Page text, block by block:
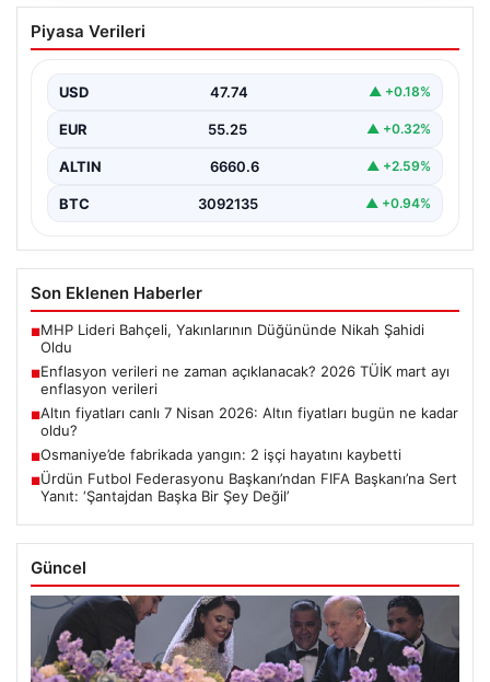
Enflasyon verileri ne zaman
açıklanacak? 2026 TÜİK mart ayı
Piyasa Verileri
USD 47.74 ▲ +0.18%
EUR 55.25 ▲ +0.32%
ALTIN 6660.6 ▲ +2.59%
BTC 3092135 ▲ +0.94%
Son Eklenen Haberler
■MHP Lideri Bahçeli, Yakınlarının Düğününde Nikah Şahidi
Oldu
■Enflasyon verileri ne zaman açıklanacak? 2026 TÜİK mart ayı
enflasyon verileri
■Altın fiyatları canlı 7 Nisan 2026: Altın fiyatları bugün ne kadar
oldu?
■Osmaniye’de fabrikada yangın: 2 işçi hayatını kaybetti
■Ürdün Futbol Federasyonu Başkanı’ndan FIFA Başkanı’na Sert
Yanıt: ‘Şantajdan Başka Bir Şey Değil’
Güncel